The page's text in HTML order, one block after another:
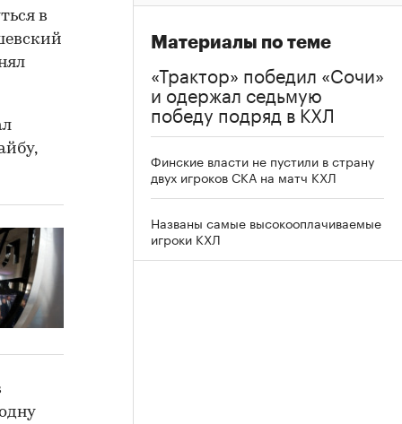
в
Материалы по теме
«Трактор» победил «Сочи»
и одержал седьмую
победу подряд в КХЛ
Финские власти не пустили в страну
двух игроков СКА на матч КХЛ
Названы самые высокооплачиваемые
игроки КХЛ